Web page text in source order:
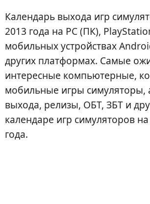
Календарь выхода игр
2013 года на PC (ПК),
мобильных устройствах
других платформах. Самые
интересные компьютерные,
мобильные игры симуляторы,
выхода, релизы, ОБТ, ЗБТ и
календаре игр симуляторов
года.